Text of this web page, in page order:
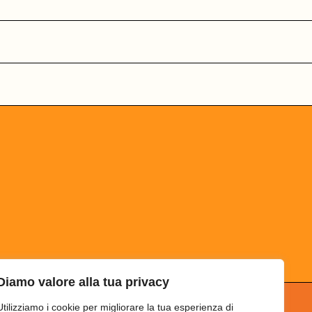
valore alla tua privacy
i cookie per migliorare la tua esperienza di